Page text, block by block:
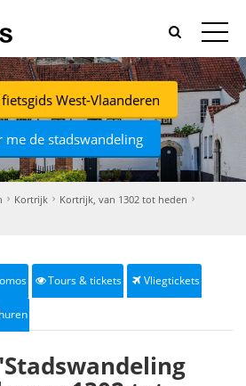
West-Vlaanderen
me de stadswandeling
Kortrijk
Kortrijk, van 1302 tot heden
Tours & tickets Vliegtickets